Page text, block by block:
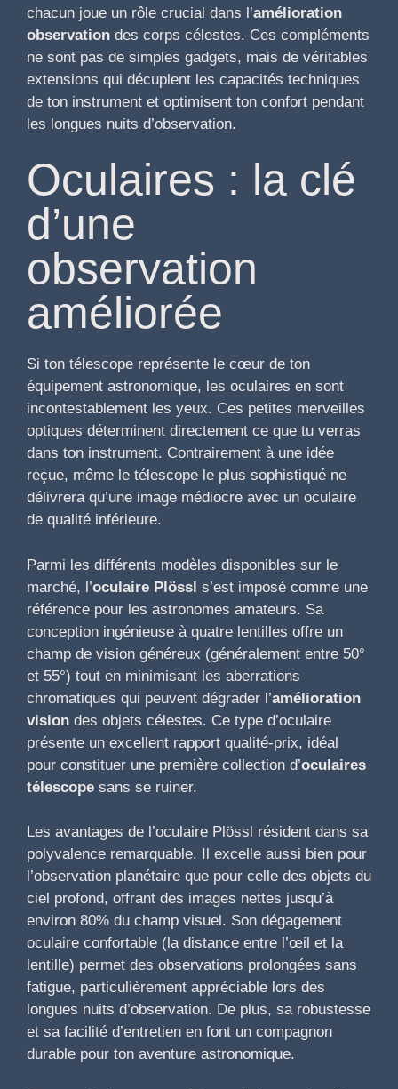
chacun joue un rôle crucial dans l’amélioration
observation des corps célestes. Ces compléments
ne sont pas de simples gadgets, mais de véritables
extensions qui décuplent les capacités techniques
de ton instrument et optimisent ton confort pendant
les longues nuits d’observation.
Oculaires : la clé
d’une
observation
améliorée
Si ton télescope représente le cœur de ton
équipement astronomique, les oculaires en sont
incontestablement les yeux. Ces petites merveilles
optiques déterminent directement ce que tu verras
dans ton instrument. Contrairement à une idée
reçue, même le télescope le plus sophistiqué ne
délivrera qu’une image médiocre avec un oculaire
de qualité inférieure.
Parmi les différents modèles disponibles sur le
marché, l’oculaire Plössl s’est imposé comme une
référence pour les astronomes amateurs. Sa
conception ingénieuse à quatre lentilles offre un
champ de vision généreux (généralement entre 50°
et 55°) tout en minimisant les aberrations
chromatiques qui peuvent dégrader l’amélioration
vision des objets célestes. Ce type d’oculaire
présente un excellent rapport qualité-prix, idéal
pour constituer une première collection d’oculaires
télescope sans se ruiner.
Les avantages de l’oculaire Plössl résident dans sa
polyvalence remarquable. Il excelle aussi bien pour
l’observation planétaire que pour celle des objets du
ciel profond, offrant des images nettes jusqu’à
environ 80% du champ visuel. Son dégagement
oculaire confortable (la distance entre l’œil et la
lentille) permet des observations prolongées sans
fatigue, particulièrement appréciable lors des
longues nuits d’observation. De plus, sa robustesse
et sa facilité d’entretien en font un compagnon
durable pour ton aventure astronomique.